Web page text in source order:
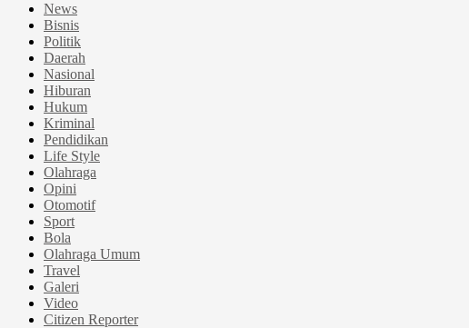
News
Bisnis
Politik
Daerah
Nasional
Hiburan
Hukum
Kriminal
Pendidikan
Life Style
Olahraga
Opini
Otomotif
Sport
Bola
Olahraga Umum
Travel
Galeri
Video
Citizen Reporter